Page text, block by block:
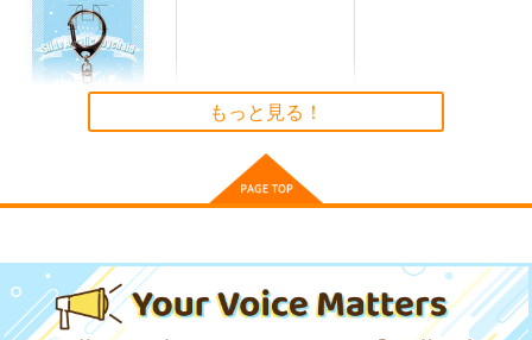
サンプル
作品詳細
ダー フランドール
AbsoluteZero
990円（税込）
もっと見る！